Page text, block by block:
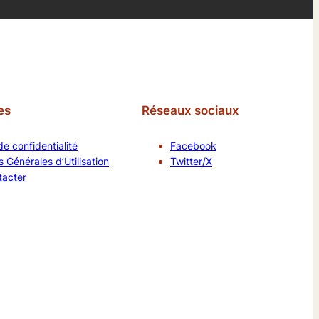
confidentialité
Générales d’Utilisation
Réseaux sociaux
Facebook
Twitter/X